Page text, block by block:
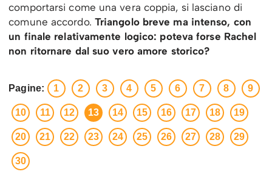
comportarsi come una vera coppia, si lasciano di
comune accordo. Triangolo breve ma intenso, con
un finale relativamente logico: poteva forse Rachel
non ritornare dal suo vero amore storico?
Pagine: 1 2 3 4 5 6 7 8 9
10 11 12 13 14 15 16 17 18 19
20 21 22 23 24 25 26 27 28 29
30